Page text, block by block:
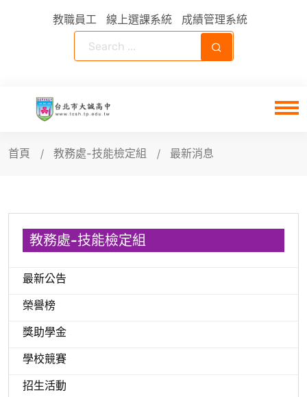
教職員工 線上選課系統 成績管理系統
首頁 教務處-技能檢定組 最新消息
教務處-技能檢定組
最新公告
榮譽榜
獎助學金
學校競賽
招生活動